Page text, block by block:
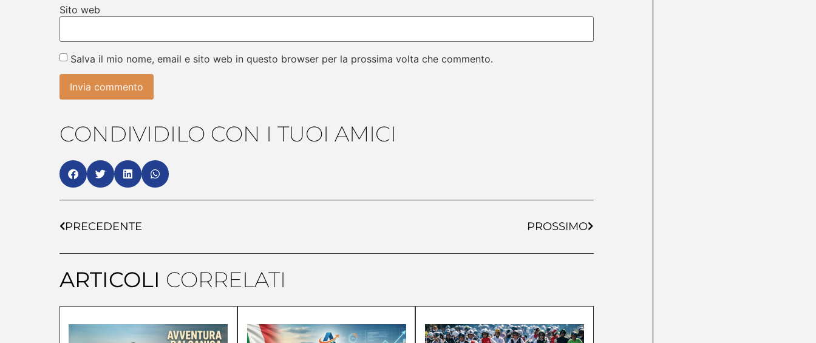
Sito web
Salva il mio nome, email e sito web in questo browser per la prossima volta che commento.
CONDIVIDILO CON I TUOI AMICI
PRECEDENTE PROSSIMO
ARTICOLI CORRELATI